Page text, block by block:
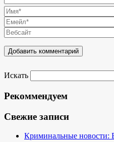
Искать
Рекоммендуем
Свежие записи
Криминальные новости: